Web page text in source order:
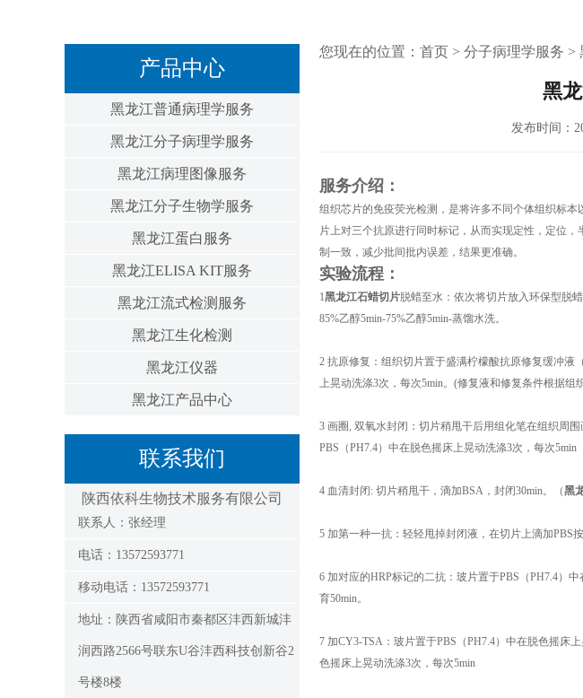
产品中心
黑龙江普通病理学服务
黑龙江分子病理学服务
黑龙江病理图像服务
黑龙江分子生物学服务
黑龙江蛋白服务
黑龙江ELISA KIT服务
黑龙江流式检测服务
黑龙江生化检测
黑龙江仪器
黑龙江产品中心
联系我们
陕西依科生物技术服务有限公司
联系人：张经理
电话：13572593771
移动电话：13572593771
地址：陕西省咸阳市秦都区沣西新城沣
润西路2566号联东U谷沣西科技创新谷2
号楼8楼
您现在的位置： 首页 > 分子病理学服务 >
黑
发布时间：
服务介绍：
组织芯片的免疫荧光检测，是将许多不同个体组织标
片上对三个抗原进行同时标记，从而实现定性，定位
制一致，减少批间批内误差，结果更准确。
实验流程：
1黑龙江石蜡切片脱蜡至水：依次将切片放入环保型脱
85%乙醇5min-75%乙醇5min-蒸馏水洗。
2 抗原修复：组织切片置于盛满柠檬酸抗原修复缓冲液
上晃动洗涤3次，每次5min。(修复液和修复条件根据组
3 画圈, 双氧水封闭：切片稍甩干后用组化笔在组织周
PBS（PH7.4）中在脱色摇床上晃动洗涤3次，每次5min
4 血清封闭: 切片稍甩干，滴加BSA，封闭30min。（黑
5 加第一种一抗：轻轻甩掉封闭液，在切片上滴加PBS
6 加对应的HRP标记的二抗：玻片置于PBS（PH7.4）
育50min。
7 加CY3-TSA：玻片置于PBS（PH7.4）中在脱色摇床
色摇床上晃动洗涤3次，每次5min